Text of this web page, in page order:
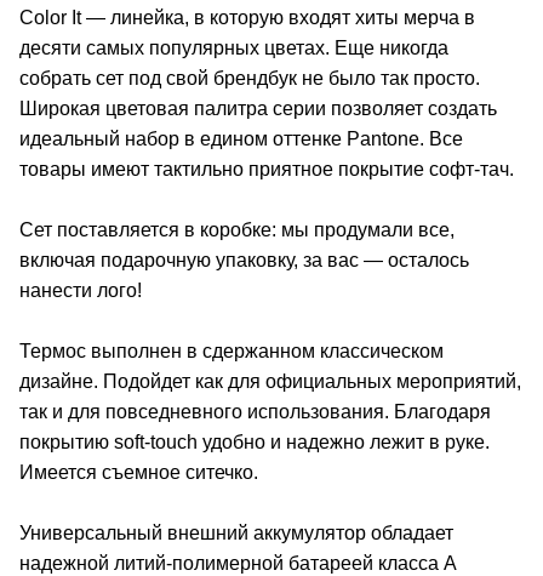
Color It — линейка, в которую входят хиты мерча в
десяти самых популярных цветах. Еще никогда
собрать сет под свой брендбук не было так просто.
Широкая цветовая палитра серии позволяет создать
идеальный набор в едином оттенке Pantone. Все
товары имеют тактильно приятное покрытие софт-тач.
Сет поставляется в коробке: мы продумали все,
включая подарочную упаковку, за вас — осталось
нанести лого!
Термос выполнен в сдержанном классическом
дизайне. Подойдет как для официальных мероприятий,
так и для повседневного использования. Благодаря
покрытию soft-touch удобно и надежно лежит в руке.
Имеется съемное ситечко.
Универсальный внешний аккумулятор обладает
надежной литий-полимерной батареей класса А